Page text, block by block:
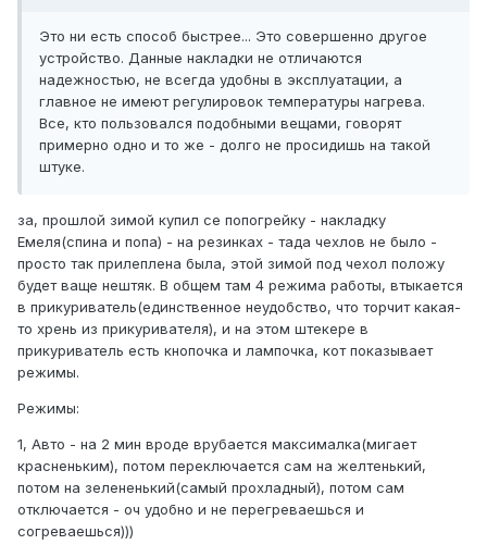
Это ни есть способ быстрее... Это совершенно другое
устройство. Данные накладки не отличаются
надежностью, не всегда удобны в эксплуатации, а
главное не имеют регулировок температуры нагрева.
Все, кто пользовался подобными вещами, говорят
примерно одно и то же - долго не просидишь на такой
штуке.
за, прошлой зимой купил се попогрейку - накладку
Емеля(спина и попа) - на резинках - тада чехлов не было -
просто так прилеплена была, этой зимой под чехол положу
будет ваще нештяк. В общем там 4 режима работы, втыкается
в прикуриватель(единственное неудобство, что торчит какая-
то хрень из прикуривателя), и на этом штекере в
прикуриватель есть кнопочка и лампочка, кот показывает
режимы.
Режимы:
1, Авто - на 2 мин вроде врубается максималка(мигает
красненьким), потом переключается сам на желтенький,
потом на зелененький(самый прохладный), потом сам
отключается - оч удобно и не перегреваешься и
согреваешься)))